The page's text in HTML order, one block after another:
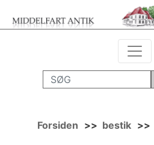
Forsiden >> bestik >>